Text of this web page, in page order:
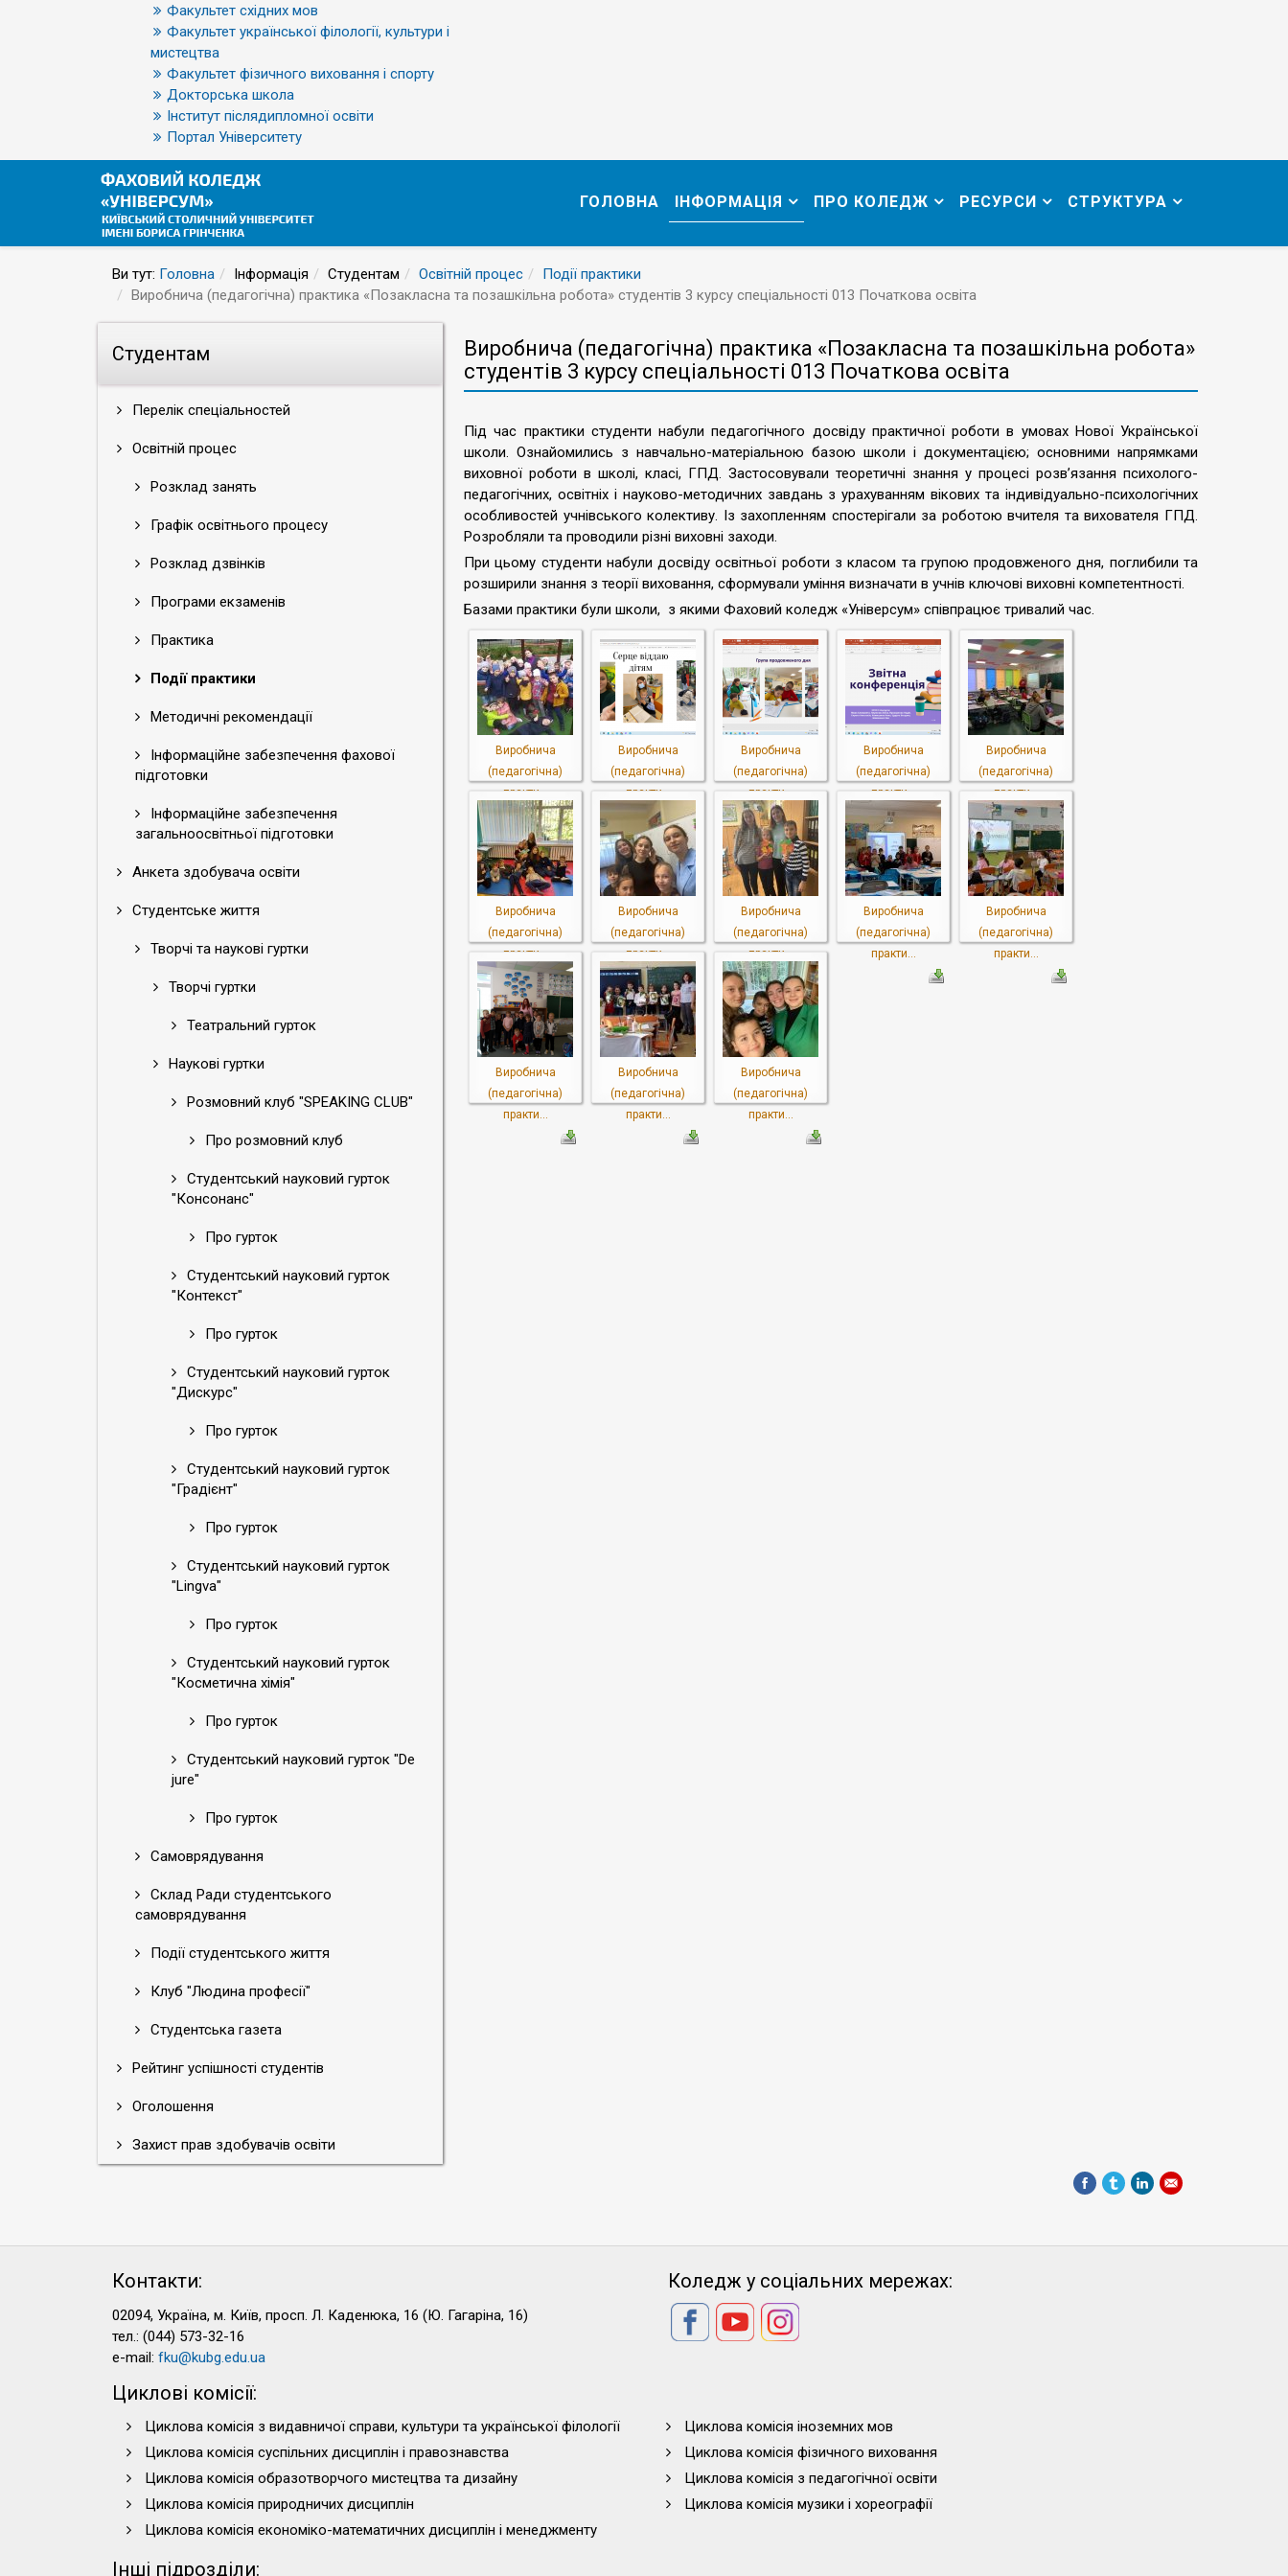
Факультет східних мов
Факультет української філології, культури і
мистецтва
Факультет фізичного виховання і спорту
Докторська школа
Інститут післядипломної освіти
Портал Університету
ГОЛОВНА ІНФОРМАЦІЯ ПРО КОЛЕДЖ РЕСУРСИ СТРУКТУРА
Ви тут: Головна Інформація Студентам Освітній процес
Події практики
Виробнича (педагогічна) практика «Позакласна та позашкільна робота» студентів 3 курсу спеціальності 013 Початкова освіта
Студентам
Перелік спеціальностей
Освітній процес
Розклад занять
Графік освітнього процесу
Розклад дзвінків
Програми екзаменів
Практика
Події практики
Методичні рекомендації
Інформаційне забезпечення фахової
підготовки
Інформаційне забезпечення
загальноосвітньої підготовки
Анкета здобувача освіти
Студентське життя
Творчі та наукові гуртки
Творчі гуртки
Театральний гурток
Наукові гуртки
Розмовний клуб "SPEAKING CLUB"
Про розмовний клуб
Студентський науковий гурток
"Консонанс"
Про гурток
Студентський науковий гурток
"Контекст"
Про гурток
Студентський науковий гурток
"Дискурс"
Про гурток
Студентський науковий гурток
"Градієнт"
Про гурток
Студентський науковий гурток
"Lingva"
Про гурток
Студентський науковий гурток
"Косметична хімія"
Про гурток
Студентський науковий гурток "De
jure"
Про гурток
Самоврядування
Склад Ради студентського
самоврядування
Події студентського життя
Клуб "Людина професії"
Студентська газета
Рейтинг успішності студентів
Оголошення
Захист прав здобувачів освіти
Виробнича (педагогічна) практика «Позакласна та позашкільна робота»
студентів 3 курсу спеціальності 013 Початкова освіта
Під час практики студенти набули педагогічного досвіду практичної роботи в умовах Нової Української
школи. Ознайомились з навчально-матеріальною базою школи і документацією; основними напрямками
виховної роботи в школі, класі, ГПД. Застосовували теоретичні знання у процесі розв’язання психолого-
педагогічних, освітніх і науково-методичних завдань з урахуванням вікових та індивідуально-психологічних
особливостей учнівського колективу. Із захопленням спостерігали за роботою вчителя та вихователя ГПД.
Розробляли та проводили різні виховні заходи.
При цьому студенти набули досвіду освітньої роботи з класом та групою продовженого дня, поглибили та
розширили знання з теорії виховання, сформували уміння визначати в учнів ключові виховні компетентності.
Базами практики були школи, з якими Фаховий коледж «Універсум» співпрацює тривалий час.
Виробнича
(педагогічна)
практи...
Виробнича
(педагогічна)
практи...
Виробнича
(педагогічна)
практи...
Виробнича
(педагогічна)
практи...
Виробнича
(педагогічна)
практи...
Виробнича
(педагогічна)
практи...
Виробнича
(педагогічна)
практи...
Виробнича
(педагогічна)
практи...
Виробнича
(педагогічна)
практи...
Виробнича
(педагогічна)
практи...
Виробнича
(педагогічна)
практи...
Виробнича
(педагогічна)
практи...
Виробнича
(педагогічна)
практи...
Контакти:
02094, Україна, м. Київ, просп. Л. Каденюка, 16 (Ю. Гагаріна, 16)
тел.: (044) 573-32-16
e-mail: fku@kubg.edu.ua
Коледж у соціальних мережах:
Циклові комісії:
Циклова комісія з видавничої справи, культури та української філології
Циклова комісія іноземних мов
Циклова комісія суспільних дисциплін і правознавства
Циклова комісія фізичного виховання
Циклова комісія образотворчого мистецтва та дизайну
Циклова комісія з педагогічної освіти
Циклова комісія природничих дисциплін
Циклова комісія музики і хореографії
Циклова комісія економіко-математичних дисциплін і менеджменту
Інші підрозділи: